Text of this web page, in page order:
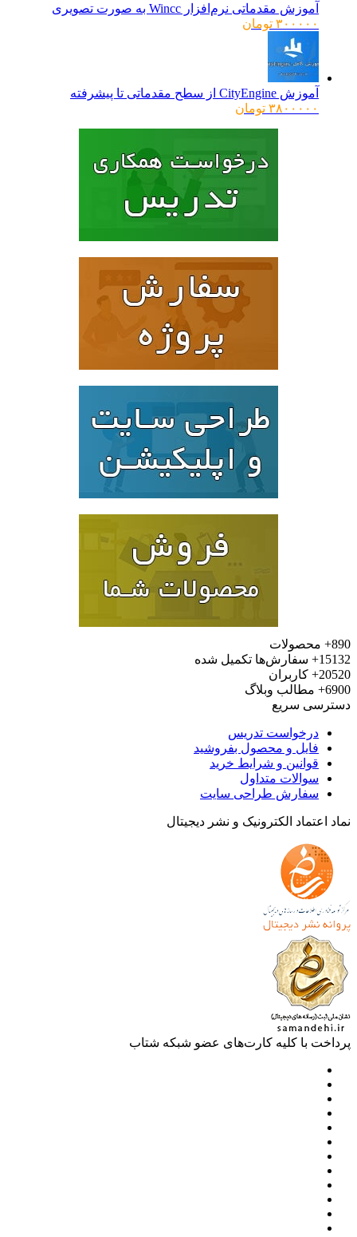
آموزش مقدماتی نرم‌افزار Wincc به صورت تصویری
۳۰۰۰۰۰ تومان
آموزش CityEngine از سطح مقدماتی تا پیشرفته
۳۸۰۰۰۰۰ تومان
محصولات
سفارش‌ها تکمیل شده
کاربران
مطالب وبلاگ
سریع
درخواست تدریس
فایل و محصول بفروشید
قوانین و شرایط خرید
سوالات متداول
سفارش طراحی سایت
اعتماد الکترونیک و نشر دیجیتال
با کلیه کارت‌های عضو شبکه شتاب